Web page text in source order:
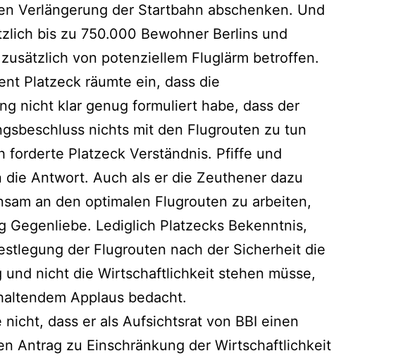
Verlängerung der Startbahn abschenken. Und
bis zu 750.000 Bewohner Berlins und
von potenziellem Fluglärm betroffen.
Platzeck räumte ein, dass die
nicht klar genug formuliert habe, dass der
nichts mit den Flugrouten zu tun
forderte Platzeck Verständnis. Pfiffe und
die Antwort. Auch als er die Zeuthener dazu
an den optimalen Flugrouten zu arbeiten,
Gegenliebe. Lediglich Platzecks Bekenntnis,
der Flugrouten nach der Sicherheit die
und nicht die Wirtschaftlichkeit stehen müsse,
Applaus bedacht.
nicht, dass er als Aufsichtsrat von BBI einen
Antrag zu Einschränkung der Wirtschaftlichkeit